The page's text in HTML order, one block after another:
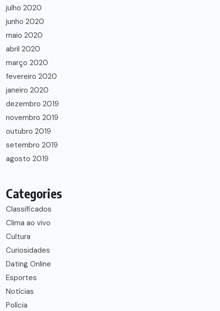
julho 2020
junho 2020
maio 2020
abril 2020
março 2020
fevereiro 2020
janeiro 2020
dezembro 2019
novembro 2019
outubro 2019
setembro 2019
agosto 2019
Categories
Classificados
Clima ao vivo
Cultura
Curiosidades
Dating Online
Esportes
Notícias
Polícia